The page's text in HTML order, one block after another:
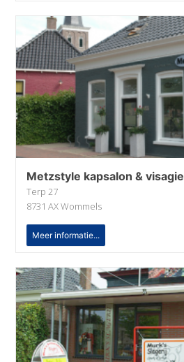
Metzstyle kapsalon & visagie
Terp 27
8731 AX Wommels
Meer informatie...